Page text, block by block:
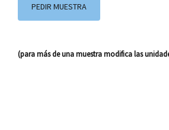
PEDIR MUESTRA
(para más de una muestra modifica las